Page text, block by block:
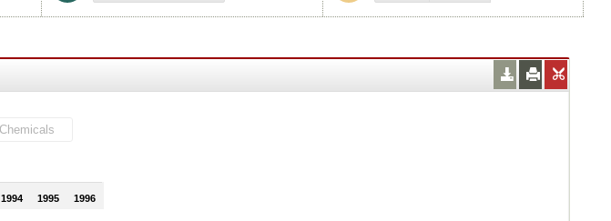
1994 1995 1996